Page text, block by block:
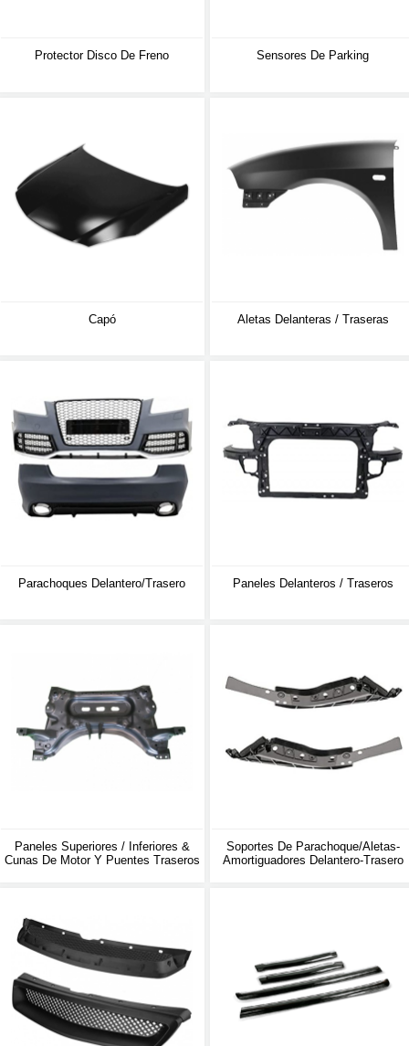
Protector Disco De Freno Sensores De Parking
Capó Aletas Delanteras / Traseras
Parachoques Delantero/trasero Paneles Delanteros / Traseros
Paneles Superiores / Inferiores &
Cunas De Motor Y Puentes Traseros
Soportes De Parachoque/aletas-
Amortiguadores Delantero-Trasero